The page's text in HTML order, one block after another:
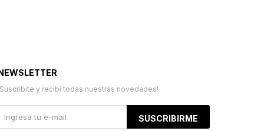
y recibí todas nuestras novedades!
SUSCRIBIRME